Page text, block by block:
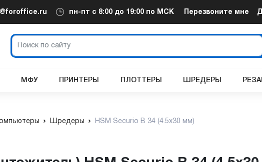
пн-пт с 8:00 до 19:00 по МСК Перезвоните мне
МФУ ПРИНТЕРЫ ПЛОТТЕРЫ ШРЕДЕРЫ
Шредеры HSM Securio B 34 (4.5х30 мм)